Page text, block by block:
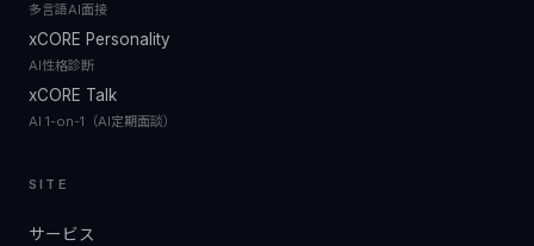
多言語AI面接
xCORE Personality
AI性格診断
xCORE Talk
AI 1-on-1（AI定期面談）
SITE
サービス